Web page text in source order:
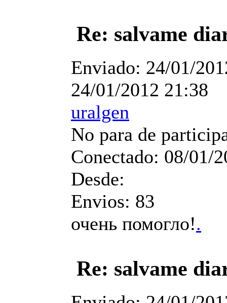
Re: salvame
Enviado: 24/01/
24/01/2012 21:38
uralgen
No para de
Conectado: 08/01/
Desde:
Envios: 83
очень помогло!.
Re: salvame